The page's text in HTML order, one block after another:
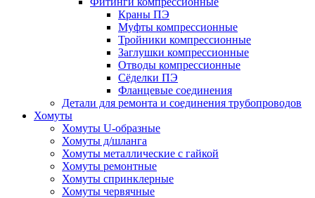
Краны ПЭ
Муфты компрессионные
Тройники компрессионные
Заглушки компрессионные
Отводы компрессионные
Сёделки ПЭ
Фланцевые соединения
Детали для ремонта и соединения трубопроводов
Хомуты
Хомуты U-образные
Хомуты д/шланга
Хомуты металлические с гайкой
Хомуты ремонтные
Хомуты спринклерные
Хомуты червячные